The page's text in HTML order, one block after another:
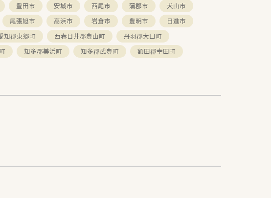
豊田市 安城市 西尾市 蒲郡市
犬山市
尾張旭市 高浜市 岩倉市 豊明市
日進市
知郡東郷町 西春日井郡豊山町
丹羽郡大口町
知多郡美浜町 知多郡武豊町 額田郡幸田町